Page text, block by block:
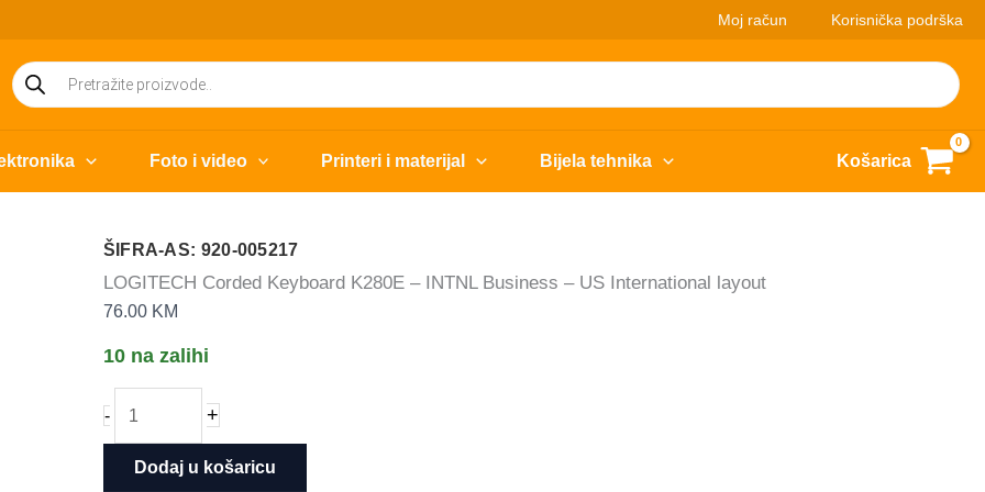
Moj račun Korisnička podrška
Products
search
Foto i video Printeri i materijal Bijela tehnika Košarica
ŠIFRA-AS: 920-005217
LOGITECH Corded Keyboard K280E – INTNL Business – US International layout
76.00 KM
10 na zalihi
-
Corded
+
Dodaj u košaricu